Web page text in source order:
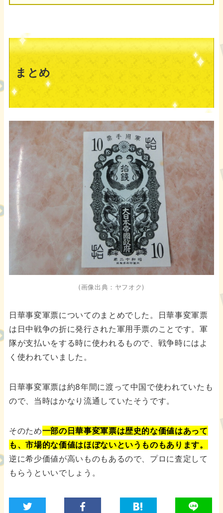
まとめ
(画像出典：ヤフオク)
日華事変軍票についてのまとめでした。日華事変軍票
は日中戦争の折に発行された軍用手票のことです。軍
隊が支払いをする時に使われるもので、戦争時にはよ
く使われていました。
日華事変軍票は約8年間に渡って中国で使われていたも
ので、当時はかなり流通していたそうです。
そのため一部の日華事変軍票は歴史的な価値はあって
も、市場的な価値はほぼないというものもあります。
逆に希少価値が高いものもあるので、プロに査定して
もらうといいでしょう。